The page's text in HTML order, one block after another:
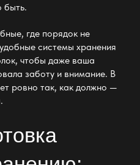
быть.
где порядок не
системы хранения
чтобы даже ваша
заботу и внимание. В
ровно так, как должно —